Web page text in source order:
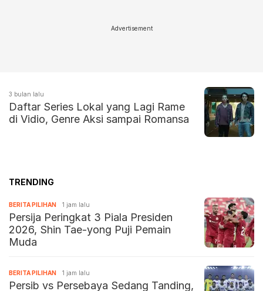
Advertisement
3 bulan lalu
Daftar Series Lokal yang Lagi Rame
di Vidio, Genre Aksi sampai Romansa
TRENDING
BERITA PILIHAN 1 jam lalu
Persija Peringkat 3 Piala Presiden
2026, Shin Tae-yong Puji Pemain
Muda
BERITA PILIHAN 1 jam lalu
Persib vs Persebaya Sedang Tanding,